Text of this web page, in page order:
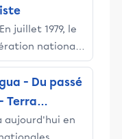
la région
est
pacifique et la
qui traverse le
Les villes
juillet 1979, le
nationale
Cette
le
d'Amérique
et
par le régime
- Du passé
Terra
aujourd'hui en